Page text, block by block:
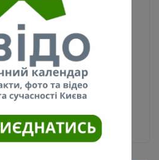
повітря через
спостерігатиметься
з погодними
забруднюючих